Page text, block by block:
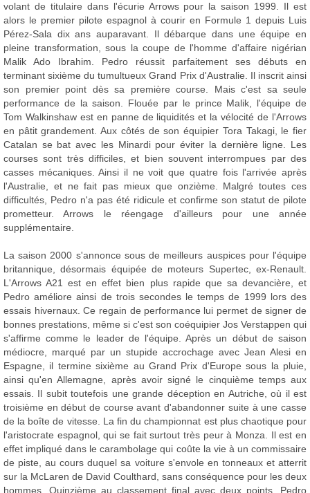
volant de titulaire dans l'écurie Arrows pour la saison 1999. Il est
alors le premier pilote espagnol à courir en Formule 1 depuis Luis
Pérez-Sala dix ans auparavant. Il débarque dans une équipe en
pleine transformation, sous la coupe de l'homme d'affaire nigérian
Malik Ado Ibrahim. Pedro réussit parfaitement ses débuts en
terminant sixième du tumultueux Grand Prix d'Australie. Il inscrit ainsi
son premier point dès sa première course. Mais c'est sa seule
performance de la saison. Flouée par le prince Malik, l'équipe de
Tom Walkinshaw est en panne de liquidités et la vélocité de l'Arrows
en pâtit grandement. Aux côtés de son équipier Tora Takagi, le fier
Catalan se bat avec les Minardi pour éviter la dernière ligne. Les
courses sont très difficiles, et bien souvent interrompues par des
casses mécaniques. Ainsi il ne voit que quatre fois l'arrivée après
l'Australie, et ne fait pas mieux que onzième. Malgré toutes ces
difficultés, Pedro n'a pas été ridicule et confirme son statut de pilote
prometteur. Arrows le réengage d'ailleurs pour une année
supplémentaire.
La saison 2000 s'annonce sous de meilleurs auspices pour l'équipe
britannique, désormais équipée de moteurs Supertec, ex-Renault.
L'Arrows A21 est en effet bien plus rapide que sa devancière, et
Pedro améliore ainsi de trois secondes le temps de 1999 lors des
essais hivernaux. Ce regain de performance lui permet de signer de
bonnes prestations, même si c'est son coéquipier Jos Verstappen qui
s'affirme comme le leader de l'équipe. Après un début de saison
médiocre, marqué par un stupide accrochage avec Jean Alesi en
Espagne, il termine sixième au Grand Prix d'Europe sous la pluie,
ainsi qu'en Allemagne, après avoir signé le cinquième temps aux
essais. Il subit toutefois une grande déception en Autriche, où il est
troisième en début de course avant d'abandonner suite à une casse
de la boîte de vitesse. La fin du championnat est plus chaotique pour
l'aristocrate espagnol, qui se fait surtout très peur à Monza. Il est en
effet impliqué dans le carambolage qui coûte la vie à un commissaire
de piste, au cours duquel sa voiture s'envole en tonneaux et atterrit
sur la McLaren de David Coulthard, sans conséquence pour les deux
hommes. Quinzième au classement final avec deux points, Pedro